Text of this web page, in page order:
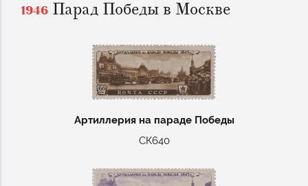
1946 Парад Победы в Москве
Артиллерия на параде Победы
СК640